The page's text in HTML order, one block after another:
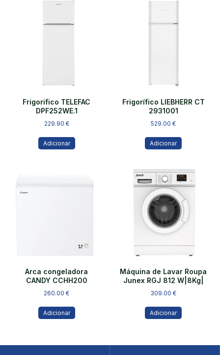
Frigorifico TELEFAC
DPF252WE.1
229.90 €
Adicionar
Frigorífico LIEBHERR CT
2931001
529.00€
Adicionar
Arca congeladora
CANDY CCHH200
260.00€
Adicionar
Máquina de Lavar Roupa
Junex RGJ 812 W|8Kg|
309.00€
Adicionar